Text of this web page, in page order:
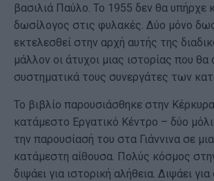
βασιλιά Παύλο. Το 1955 δεν θα υπήρχε
δωσίλογος στις φυλακές. Δύο μόνο
εκτελεσθεί στην αρχή αυτής της
μάλλον οι άτυχοι μιας ιστορίας που
συστηματικά τους συνεργάτες των
Το βιβλίο παρουσιάσθηκε στην
κατάμεστο Εργατικό Κέντρο – δύο
την παρουσίασή του στα Γιάννινα σε
κατάμεστη αίθουσα. Πολύς κόσμος
διψάει για ιστορική αλήθεια. Διψάει